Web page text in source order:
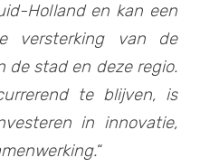
Holland en kan een
versterking van de
de stad en deze regio.
te blijven, is
in innovatie,
“